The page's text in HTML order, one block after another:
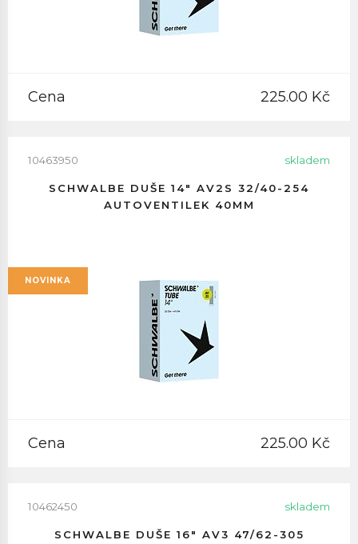
Cena 225.00 Kč
10463950 skladem
SCHWALBE DUŠE 14" AV2S 32/40-254
AUTOVENTILEK 40MM
NOVINKA
Cena 225.00 Kč
10462450 skladem
SCHWALBE DUŠE 16" AV3 47/62-305